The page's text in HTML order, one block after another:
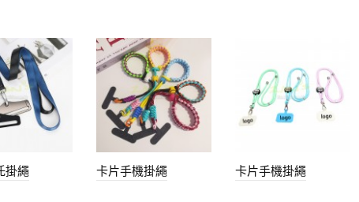
掛繩 卡片手機掛繩 卡片手機掛繩